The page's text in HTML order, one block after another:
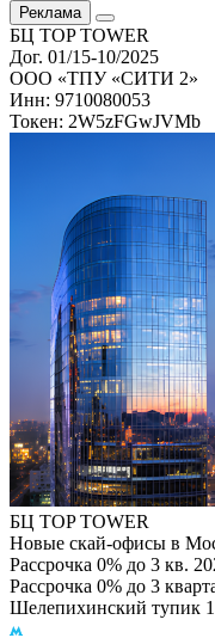
Реклама
БЦ TOP TOWER
Дог. 01/15-10/2025
ООО «ТПУ «СИТИ 2»
Инн: 9710080053
Токен: 2W5zFGwJVMb
БЦ TOP TOWER
Новые скай-офисы в
Рассрочка 0% до 3 кв.
Рассрочка 0% до 3
Шелепихинский тупик